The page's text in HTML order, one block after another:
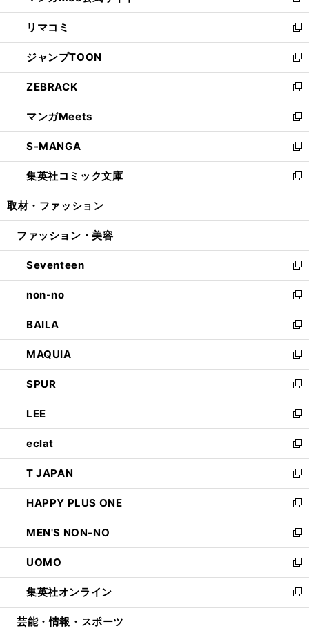
ウ
で
開
く
ン
ド
ウ
で
開
く
ウ
ィ
ン
ド
ウ
で
開
く
し
い
ウ
ィ
ン
ド
ウ
で
開
く
リマコミ
新
し
い
ウ
ィ
ン
ド
ウ
で
開
く
ジャンプTOON
新
し
い
ウ
ィ
ン
ド
ウ
で
開
ZEBRACK
新
し
い
ウ
ィ
ン
ド
ウ
開
マンガMeets
新
し
い
ウ
ィ
ン
ウ
開
く
S-MANGA
新
し
い
ウ
ン
ウ
で
開
く
集英社コミック文庫
新
し
ウ
ン
ド
ウ
で
開
く
取材・ファッション
ファッション・美容
Seventeen
新
し
い
ウ
ィ
ン
ド
ウ
で
開
く
non-no
新
し
い
ウ
ィ
ン
ド
ウ
で
開
く
BAILA
新
し
い
ウ
ィ
ン
ド
ウ
で
開
く
MAQUIA
新
し
い
ウ
ィ
ン
ド
ウ
で
開
く
SPUR
新
し
い
ウ
ィ
ン
ド
ウ
で
開
く
LEE
新
し
い
ウ
ィ
ン
ド
ウ
で
開
く
eclat
新
し
い
ウ
ィ
ン
ド
ウ
で
開
く
T JAPAN
新
し
い
ウ
ィ
ン
ド
ウ
で
開
HAPPY PLUS ONE
新
し
い
ウ
ィ
ン
ド
ウ
MEN'S NON-NO
新
し
い
ウ
ィ
ン
UOMO
新
し
い
ウ
集英社オンライン
新
し
芸能・情報・スポーツ